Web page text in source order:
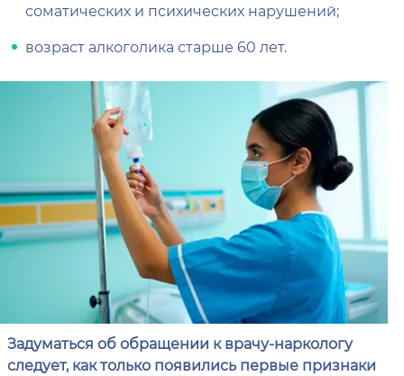
соматических и психических нарушений;
возраст алкоголика старше 60 лет.
Задуматься об обращении к врачу-наркологу
следует, как только появились первые признаки